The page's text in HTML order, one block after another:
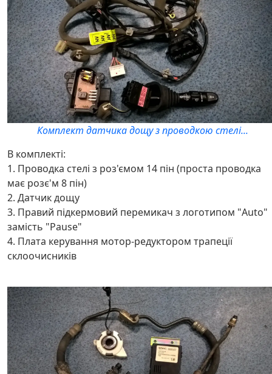
Комплект датчика дощу з проводкою стелі...
В комплекті:
1. Проводка стелі з роз'ємом 14 пін (проста проводка
має розє'м 8 пін)
2. Датчик дощу
3. Правий підкермовий перемикач з логотипом "Auto"
замість "Pause"
4. Плата керування мотор-редуктором трапеції
склоочисників